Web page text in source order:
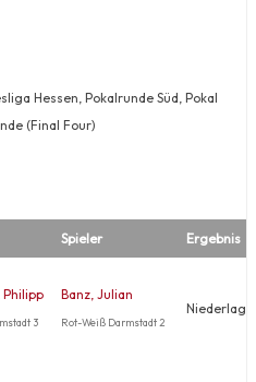
Hessen, Pokalrunde Süd, Pokal
(Final Four)
Spieler Ergebnis
3
Banz, Julian
Rot-Weiß Darmstadt 2
Niederlage